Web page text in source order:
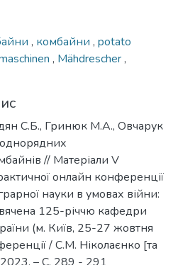
, комбайни , potato
, Mähdrescher,
С.Б., Гринюк М.А., Овчарук
// Матеріали V
онлайн конференції
науки в умовах війни:
125-річчю кафедри
(м. Київ, 25-27 жовтня
/ С.М. Ніколаєнко [та